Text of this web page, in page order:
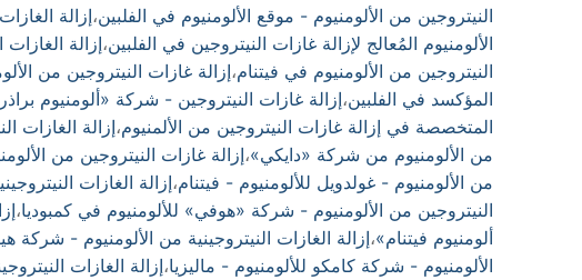
النيتروجين من الألومنيوم - موقع الألومنيوم في الفلبين،إزالة
الألومنيوم المُعالج لإزالة غازات النيتروجين في الفلبين،إزالة
النيتروجين من الألومنيوم في فيتنام،إزالة غازات النيتروجين من
المؤكسد في الفلبين،إزالة غازات النيتروجين - شركة «ألومنيوم
المتخصصة في إزالة غازات النيتروجين من الألمنيوم،إزالة الغازات
من الألومنيوم من شركة «دايكي»،إزالة غازات النيتروجين من
من الألومنيوم - غولدويل للألومنيوم - فيتنام،إزالة الغازات
النيتروجين من الألومنيوم - شركة «هوفي» للألومنيوم في كمبوديا،
ألومنيوم فيتنام»،إزالة الغازات النيتروجينية من الألومنيوم - شركة
الألومنيوم - شركة كامكو للألومنيوم - ماليزيا،إزالة الغازات